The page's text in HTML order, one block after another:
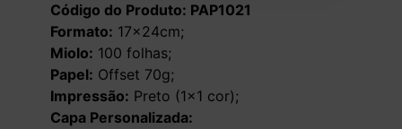
Código do Produto: PAP1021
Formato: 17x24cm;
Miolo: 100 folhas;
Papel: Offset 70g;
Impressão: Preto (1×1 cor);
Capa Personalizada: